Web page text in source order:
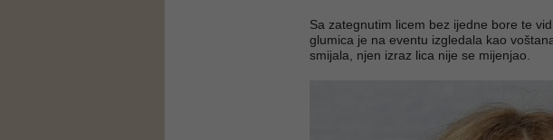
Sa zategnutim licem bez ijedne bore te
glumica je na eventu izgledala kao
smijala, njen izraz lica nije se mijenjao.